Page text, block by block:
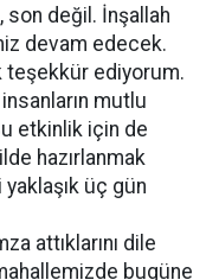
son değil. İnşallah
devam edecek.
teşekkür ediyorum.
mutlu
etkinlik için de
hazırlanmak
üç gün
attıklarını dile
bugüne